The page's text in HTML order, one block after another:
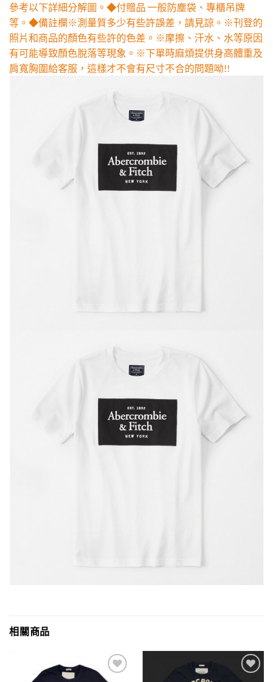
參考以下詳細分解圖。◆付贈品 一般防塵袋、專櫃吊牌
等。◆備註欄※測量質多少有些許誤差，請見諒。※刊登的
照片和商品的顏色有些許的色差。※摩擦、汗水、水等原因
有可能導致顏色脫落等現象。※下單時麻煩提供身高體重及
肩寬胸圍給客服，這樣才不會有尺寸不合的問題呦!!
相關商品